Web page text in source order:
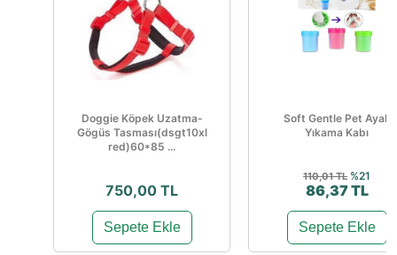
Doggie Köpek Uzatma-
Gögüs Tasması(dsgt10xl
red)60*85 ...
750,00 TL
Sepete Ekle
Soft Gentle Pet Ayak
Yıkama Kabı
110,01 TL %21
86,37 TL
Sepete Ekle